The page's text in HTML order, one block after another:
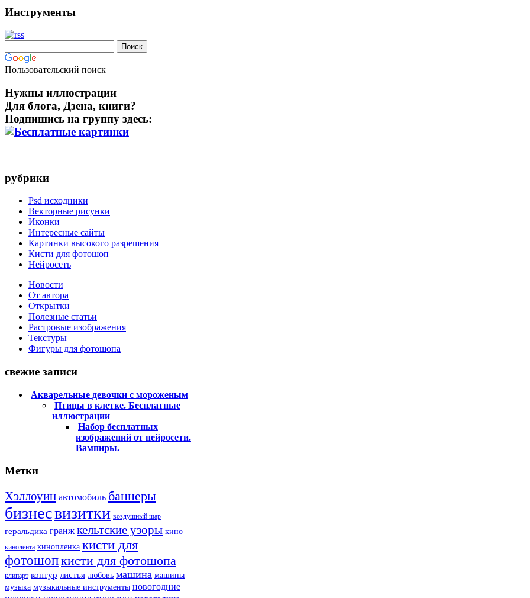
Инструменты
Пользовательский поиск
Нужны иллюстрации
Для блога, Дзена, книги?
Подпишись на группу здесь:
рубрики
Psd исходники
Векторные рисунки
Иконки
Интересные сайты
Картинки высокого разрешения
Кисти для фотошоп
Нейросеть
Новости
От автора
Открытки
Полезные статьи
Растровые изображения
Текстуры
Фигуры для фотошопа
свежие записи
Акварельные девочки с мороженым
Птицы в клетке. Бесплатные
иллюстрации
Набор бесплатных
изображений от нейросети.
Вампиры.
Метки
Хэллоуин автомобиль баннеры
бизнесвизитки воздушный шар
геральдика гранж кельтские узоры кино
кинолента кинопленка кисти для
фотошопкисти для фотошопа
клипарт контур листья любовь машина машины
музыка музыкальные инструменты новогодние